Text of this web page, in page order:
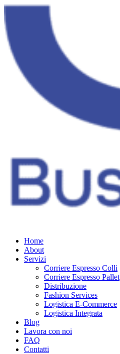
Home
About
Servizi
Corriere Espresso Colli
Corriere Espresso Pallet
Distribuzione
Fashion Services
Logistica E-Commerce
Logistica Integrata
Blog
Lavora con noi
FAQ
Contatti